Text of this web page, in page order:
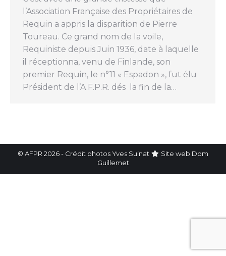
l’Association Française des Propriétaires de
Requin a appris la disparition de Pierre
Toureau. Ce grand nom de la voile,
Requiniste depuis Juin 1936, date à laquelle
il réceptionna, venu de Finlande, son
premier Requin, le n°11 « Espadon », fut élu
Président de l’A.F.P.R. dés la fin de la…
© AFPR 2026 - Crédit photos Yves Suinat Site web Dom
Guillemet